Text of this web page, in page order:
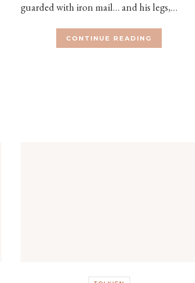
guarded with iron mail… and his legs,…
CONTINUE READING